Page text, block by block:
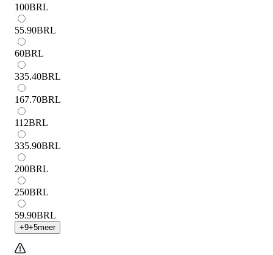
100BRL
55.90BRL
60BRL
335.40BRL
167.70BRL
112BRL
335.90BRL
200BRL
250BRL
59.90BRL
+9+5meer